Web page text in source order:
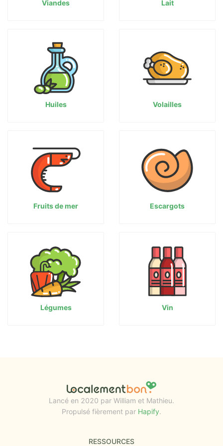
Viandes Lait
Huiles Volailles
Fruits de mer Escargots
Légumes Vin
Lancé en 2020 par William et Mathieu.
Propulsé fièrement par Hapify.
RESSOURCES